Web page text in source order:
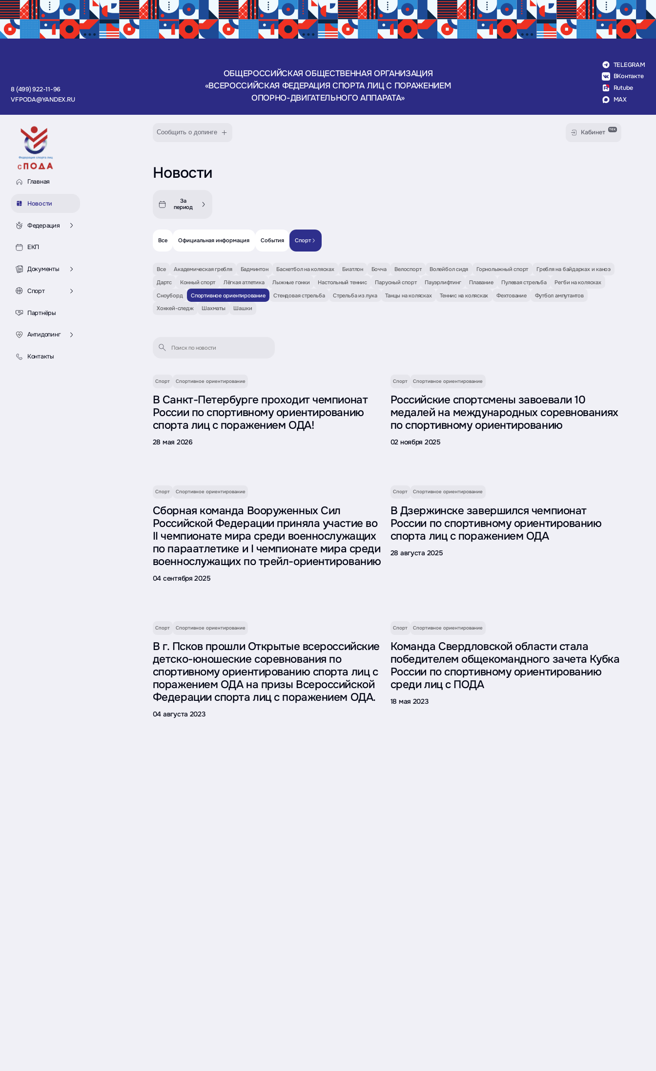
8 (499) 922-11-96
VFPODA@YANDEX.RU
ОБЩЕРОССИЙСКАЯ ОБЩЕСТВЕННАЯ ОРГАНИЗАЦИЯ
«ВСЕРОССИЙСКАЯ ФЕДЕРАЦИЯ СПОРТА ЛИЦ С ПОРАЖЕНИЕМ
ОПОРНО-ДВИГАТЕЛЬНОГО АППАРАТА»
TELEGRAM
ВКонтакте
Rutube
MAX
Главная
Новости
Федерация
ЕКП
Документы
Спорт
Партнёры
Антидопинг
Контакты
Сообщить о допинге Кабинет тех
Новости
За
период
Все Официальная информация События Спорт
Все Академическая гребля Бадминтон Баскетбол на колясках Биатлон Бочча Велоспорт Волейбол сидя Горнолыжный спорт
Гребля на байдарках и каноэ
Дартс
Конный спорт Лёгкая атлетика Лыжные гонки Настольный теннис Парусный спорт Пауэрлифтинг Плавание Пулевая стрельба
Регби на колясках
Сноуборд
Спортивное ориентирование Стендовая стрельба Стрельба из лука Танцы на колясках Теннис на колясках Фехтование
Футбол ампутантов
Хоккей-следж
Шахматы Шашки
Спорт Спортивное ориентирование
В Санкт-Петербурге проходит чемпионат
России по спортивному ориентированию
спорта лиц с поражением ОДА!
28 мая 2026
Спорт Спортивное ориентирование
Российские спортсмены завоевали 10
медалей на международных соревнованиях
по спортивному ориентированию
02 ноября 2025
Спорт Спортивное ориентирование
Сборная команда Вооруженных Сил
Российской Федерации приняла участие во
II чемпионате мира среди военнослужащих
по параатлетике и I чемпионате мира среди
военнослужащих по трейл-ориентированию
04 сентября 2025
Спорт Спортивное ориентирование
В Дзержинске завершился чемпионат
России по спортивному ориентированию
спорта лиц с поражением ОДА
28 августа 2025
Спорт Спортивное ориентирование
В г. Псков прошли Открытые всероссийские
детско-юношеские соревнования по
спортивному ориентированию спорта лиц с
поражением ОДА на призы Всероссийской
Федерации спорта лиц с поражением ОДА.
04 августа 2023
Спорт Спортивное ориентирование
Команда Свердловской области стала
победителем общекомандного зачета Кубка
России по спортивному ориентированию
среди лиц с ПОДА
18 мая 2023